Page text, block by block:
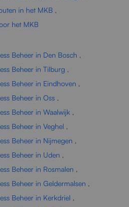
in het MKB ,
het MKB
Beheer in Den Bosch ,
Beheer in Tilburg ,
Beheer in Eindhoven ,
Beheer in Oss ,
Beheer in Waalwijk ,
Beheer in Veghel ,
Beheer in Nijmegen ,
Beheer in Uden ,
Beheer in Rosmalen ,
Beheer in Geldermalsen ,
Beheer in Kerkdriel ,